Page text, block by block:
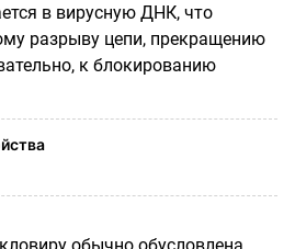
в вирусную ДНК, что
разрыву цепи, прекращению
к блокированию